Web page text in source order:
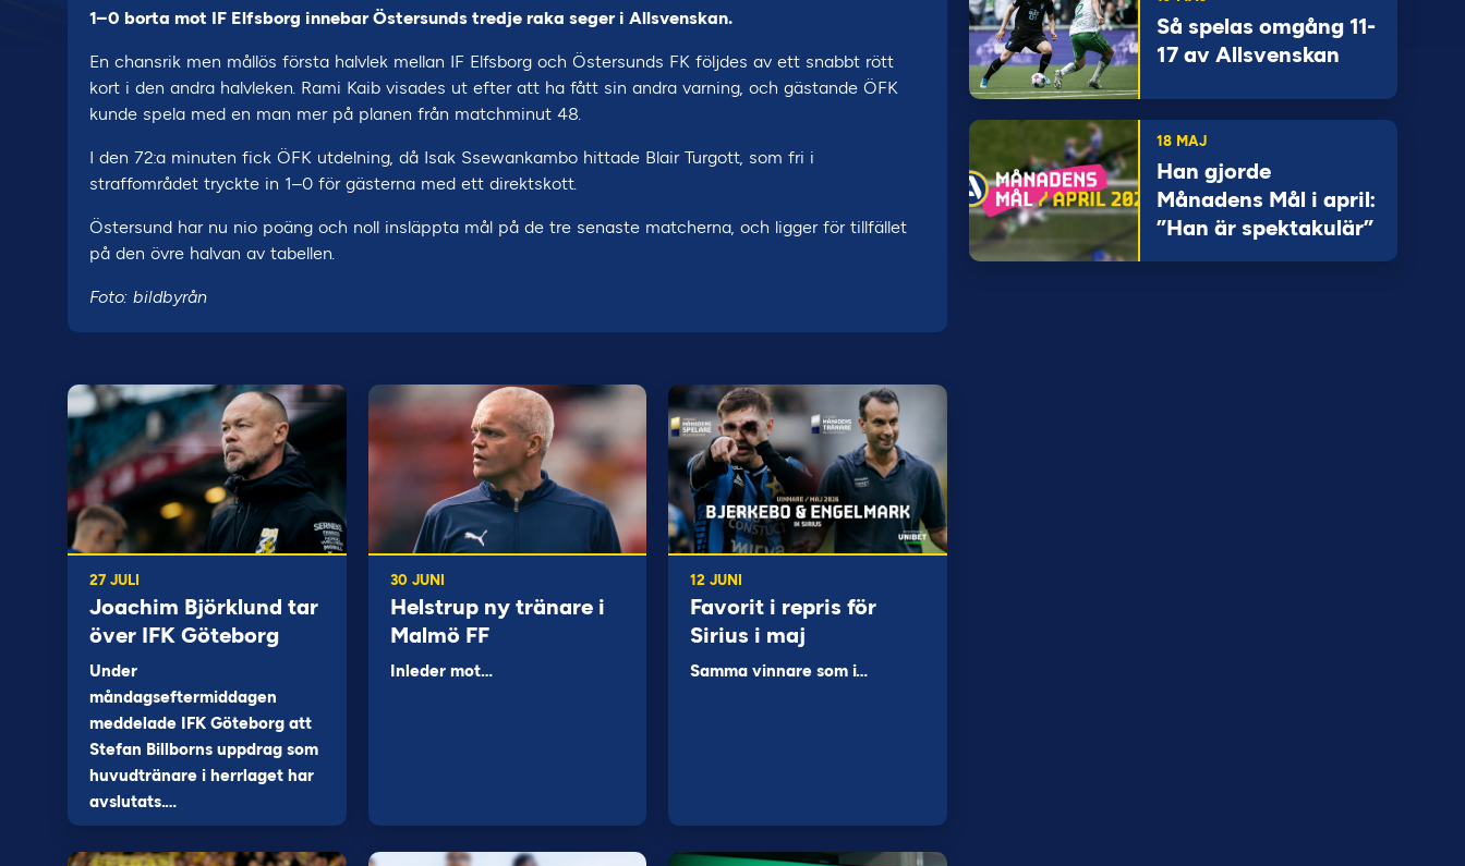
1–0 borta mot IF Elfsborg innebar Östersunds tredje raka seger i Allsvenskan.
En chansrik men mållös första halvlek mellan IF Elfsborg och Östersunds FK följdes av ett snabbt rött
kort i den andra halvleken. Rami Kaib visades ut efter att ha fått sin andra varning, och gästande ÖFK
kunde spela med en man mer på planen från matchminut 48.
I den 72:a minuten fick ÖFK utdelning, då Isak Ssewankambo hittade Blair Turgott, som fri i
straffområdet tryckte in 1–0 för gästerna med ett direktskott.
Östersund har nu nio poäng och noll insläppta mål på de tre senaste matcherna, och ligger för tillfället
på den övre halvan av tabellen.
Foto: bildbyrån
27 JULI
Joachim Björklund tar
över IFK Göteborg
Under
måndagseftermiddagen
meddelade IFK Göteborg att
Stefan Billborns uppdrag som
huvudtränare i herrlaget har
avslutats.…
30 JUNI
Helstrup ny tränare i
Malmö FF
Inleder mot…
12 JUNI
Favorit i repris för
Sirius i maj
Samma vinnare som i…
Så spelas omgång 11-
17 av Allsvenskan
18 MAJ
Han gjorde
Månadens Mål i april:
”Han är spektakulär”